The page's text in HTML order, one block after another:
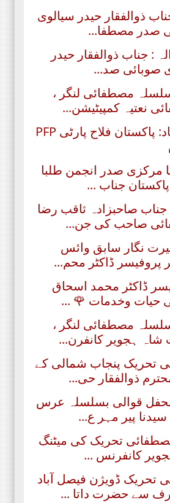
ذوالفقار حیدر سیالوی
صدر مصطفا...
: جناب ذوالفقار حیدر
صوبائی صد...
مصطفائی لنگر ،
نعتیہ کمپیٹیشن...
فیصل آباد: پاکستان فلاح پارٹی PFP
مرکزی صدر انجمن طلبا
جناب ...
صاحبزادہ ثاقب رضا
صاحب کی جن...
نگار سابق وائس
پروفیسر ڈاکٹر محم...
ڈاکٹر محمد اسحاق
حیات وخدمات 🌹 ...
مصطفائی لنگر ،
ہجویر کانفرن...
تحریک پنجاب شمالی کے
ذوالفقار حی...
قوالی بسلسلہ عرس
پیر مہر ع...
تحریک کی میٹنگ
کانفرنس ...
تحریک ڈویژن فیصل آباد
سے حضرت داتا ...